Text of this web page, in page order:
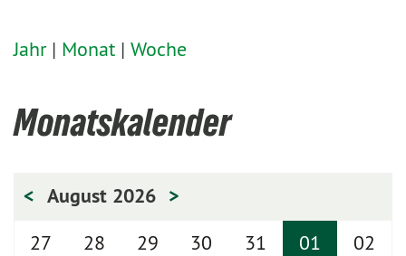
Jahr| Monat | Woche
Monatskalender
< August 2026 >
27
28 29 30 31 01
02